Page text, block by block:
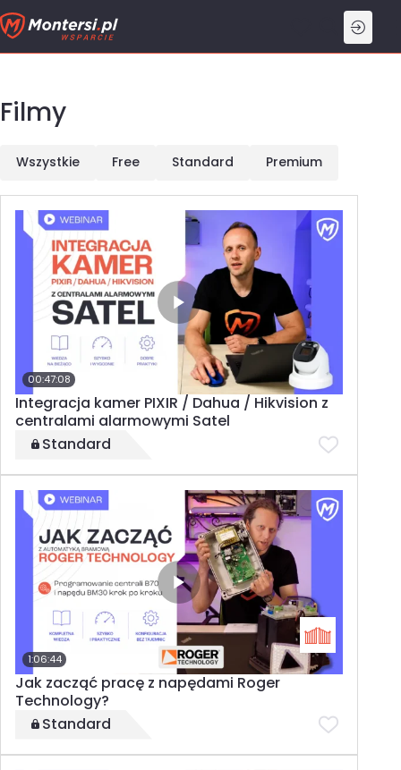
Przejdź
do
treści
Wszystkie Free Standard Premium
Filmy
00:47:08
Integracja kamer PIXIR / Dahua / Hikvision z
centralami alarmowymi Satel
Standard
1:06:44
Jak zacząć pracę z napędami Roger
Technology?
Standard